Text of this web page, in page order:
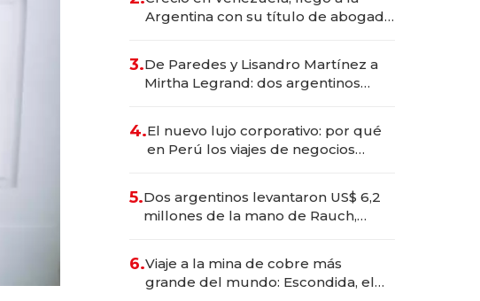
Argentina con su título de abogado
marcas "fast premium"
3.De Paredes y Lisandro Martínez a
Mirtha Legrand: dos argentinos
4.El nuevo lujo corporativo: por qué
en Perú los viajes de negocios
transformadoras
5.Dos argentinos levantaron US$ 6,2
millones de la mano de Rauch,
6.Viaje a la mina de cobre más
grande del mundo: Escondida, el